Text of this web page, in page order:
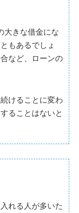
大きな借金にな
もあるでしょ
など、ローンの
けることに変わ
ることはないと
れる人が多いた